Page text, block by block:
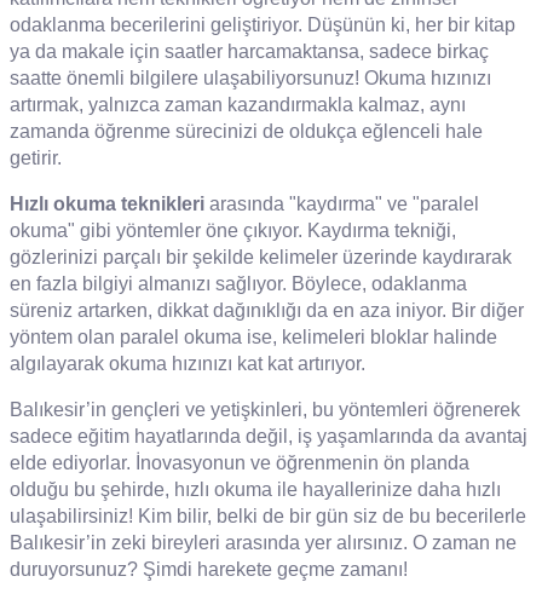
odaklanma becerilerini geliştiriyor. Düşünün ki, her bir kitap
ya da makale için saatler harcamaktansa, sadece birkaç
saatte önemli bilgilere ulaşabiliyorsunuz! Okuma hızınızı
artırmak, yalnızca zaman kazandırmakla kalmaz, aynı
zamanda öğrenme sürecinizi de oldukça eğlenceli hale
getirir.
Hızlı okuma teknikleri arasında "kaydırma" ve "paralel
okuma" gibi yöntemler öne çıkıyor. Kaydırma tekniği,
gözlerinizi parçalı bir şekilde kelimeler üzerinde kaydırarak
en fazla bilgiyi almanızı sağlıyor. Böylece, odaklanma
süreniz artarken, dikkat dağınıklığı da en aza iniyor. Bir diğer
yöntem olan paralel okuma ise, kelimeleri bloklar halinde
algılayarak okuma hızınızı kat kat artırıyor.
Balıkesir’in gençleri ve yetişkinleri, bu yöntemleri öğrenerek
sadece eğitim hayatlarında değil, iş yaşamlarında da avantaj
elde ediyorlar. İnovasyonun ve öğrenmenin ön planda
olduğu bu şehirde, hızlı okuma ile hayallerinize daha hızlı
ulaşabilirsiniz! Kim bilir, belki de bir gün siz de bu becerilerle
Balıkesir’in zeki bireyleri arasında yer alırsınız. O zaman ne
duruyorsunuz? Şimdi harekete geçme zamanı!